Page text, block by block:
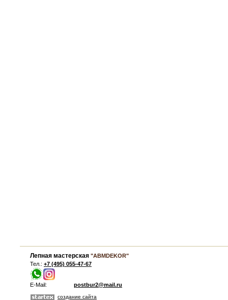
Лепная мастерская "ABMDEKOR"
Тел.: +7 (495) 055-47-67
E-Mail: postbur2@mail.ru
создание сайта